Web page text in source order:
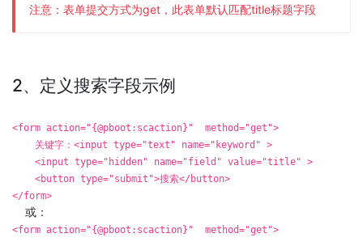
注意：表单提交方式为get，此表单默认匹配title标题字段
2、定义搜索字段示例
<form action="{@pboot:scaction}" method="get">
关键字：<input type="text" name="keyword" >
<input type="hidden" name="field" value="title" >
<button type="submit">搜索</button>
</form>
或：
<form action="{@pboot:scaction}" method="get">